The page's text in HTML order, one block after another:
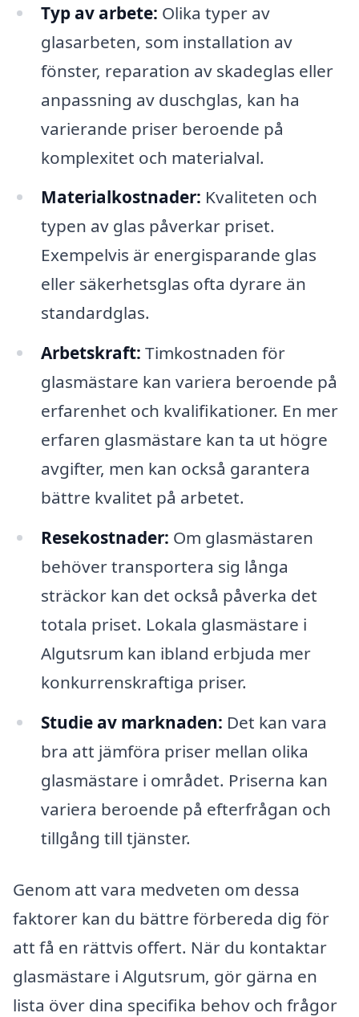
Typ av arbete: Olika typer av
glasarbeten, som installation av
fönster, reparation av skadeglas eller
anpassning av duschglas, kan ha
varierande priser beroende på
komplexitet och materialval.
Materialkostnader: Kvaliteten och
typen av glas påverkar priset.
Exempelvis är energisparande glas
eller säkerhetsglas ofta dyrare än
standardglas.
Arbetskraft: Timkostnaden för
glasmästare kan variera beroende på
erfarenhet och kvalifikationer. En mer
erfaren glasmästare kan ta ut högre
avgifter, men kan också garantera
bättre kvalitet på arbetet.
Resekostnader: Om glasmästaren
behöver transportera sig långa
sträckor kan det också påverka det
totala priset. Lokala glasmästare i
Algutsrum kan ibland erbjuda mer
konkurrenskraftiga priser.
Studie av marknaden: Det kan vara
bra att jämföra priser mellan olika
glasmästare i området. Priserna kan
variera beroende på efterfrågan och
tillgång till tjänster.
Genom att vara medveten om dessa
faktorer kan du bättre förbereda dig för
att få en rättvis offert. När du kontaktar
glasmästare i Algutsrum, gör gärna en
lista över dina specifika behov och frågor